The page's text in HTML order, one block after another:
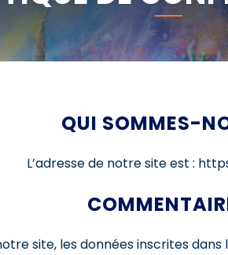
QUI SOMMES-
L’adresse de notre site est :
site, les données inscrites